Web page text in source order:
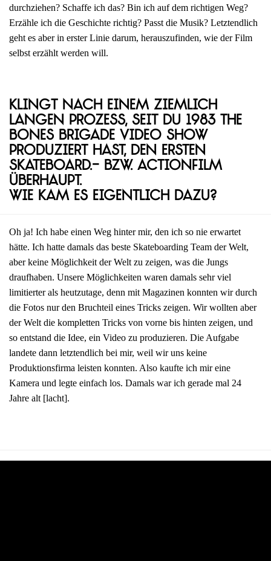
durchziehen? Schaffe ich das? Bin ich auf dem richtigen Weg?
Erzähle ich die Geschichte richtig? Passt die Musik? Letztendlich
geht es aber in erster Linie darum, herauszufinden, wie der Film
selbst erzählt werden will.
Klingt nach einem ziemlich
langen Prozess, seit du 1983 The
Bones Brigade Video Show
produziert hast, den ersten
Skateboard.- bzw. Actionfilm
überhaupt.
Wie kam es eigentlich dazu?
Oh ja! Ich habe einen Weg hinter mir, den ich so nie erwartet
hätte. Ich hatte damals das beste Skateboarding Team der Welt,
aber keine Möglichkeit der Welt zu zeigen, was die Jungs
draufhaben. Unsere Möglichkeiten waren damals sehr viel
limitierter als heutzutage, denn mit Magazinen konnten wir durch
die Fotos nur den Bruchteil eines Tricks zeigen. Wir wollten aber
der Welt die kompletten Tricks von vorne bis hinten zeigen, und
so entstand die Idee, ein Video zu produzieren. Die Aufgabe
landete dann letztendlich bei mir, weil wir uns keine
Produktionsfirma leisten konnten. Also kaufte ich mir eine
Kamera und legte einfach los. Damals war ich gerade mal 24
Jahre alt [lacht].